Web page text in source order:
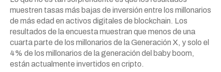
muestren tasas más bajas de inversión entre los millonarios
de más edad en activos digitales de blockchain. Los
resultados de la encuesta muestran que menos de una
cuarta parte de los millonarios de la Generación X, y solo el
4% de los millonarios de la generación del baby boom,
están actualmente invertidos en cripto.